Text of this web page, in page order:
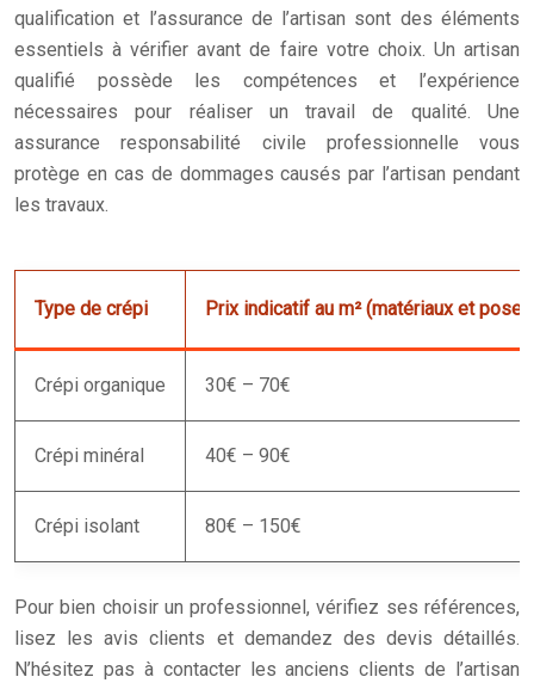
qualification et l’assurance de l’artisan sont des éléments
essentiels à vérifier avant de faire votre choix. Un artisan
qualifié possède les compétences et l’expérience
nécessaires pour réaliser un travail de qualité. Une
assurance responsabilité civile professionnelle vous
protège en cas de dommages causés par l’artisan pendant
les travaux.
Type de crépi Prix indicatif au m² (matériaux et pose)
Crépi organique 30€ – 70€
Crépi minéral 40€ – 90€
Crépi isolant 80€ – 150€
Pour bien choisir un professionnel, vérifiez ses références,
lisez les avis clients et demandez des devis détaillés.
N’hésitez pas à contacter les anciens clients de l’artisan